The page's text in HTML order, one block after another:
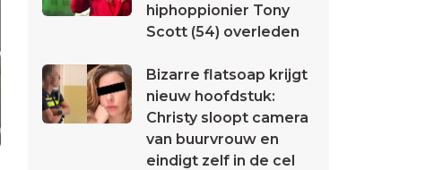
hiphoppionier Tony
Scott (54) overleden
Bizarre flatsoap krijgt
nieuw hoofdstuk:
Christy sloopt camera
van buurvrouw en
eindigt zelf in de cel